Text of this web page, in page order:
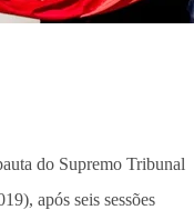
do Supremo Tribunal
após seis sessões